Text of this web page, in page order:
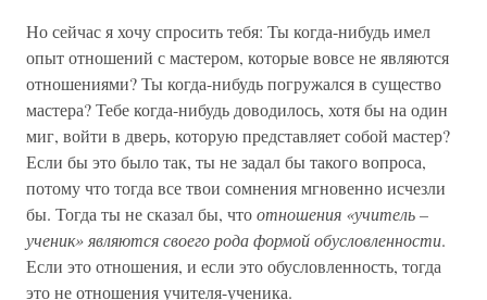
Но сейчас я хочу спросить тебя: Ты когда-нибудь имел
опыт отношений с мастером, которые вовсе не являются
отношениями? Ты когда-нибудь погружался в существо
мастера? Тебе когда-нибудь доводилось, хотя бы на один
миг, войти в дверь, которую представляет собой мастер?
Если бы это было так, ты не задал бы такого вопроса,
потому что тогда все твои сомнения мгновенно исчезли
бы. Тогда ты не сказал бы, чтоотношения «учитель –
ученик» являются своего рода формой обусловленности.
Если это отношения, и если это обусловленность, тогда
это не отношения учителя-ученика.